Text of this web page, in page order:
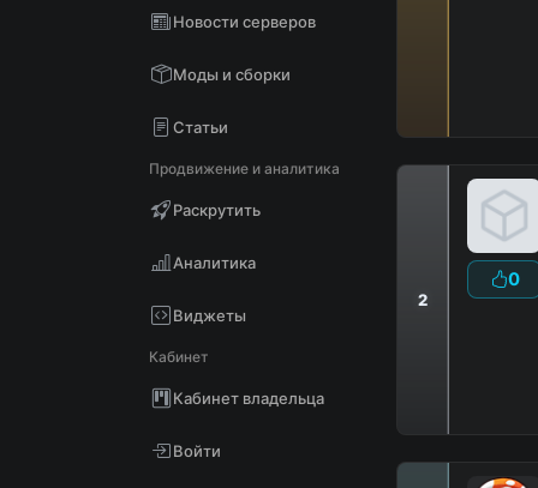
Новости серверов
Моды и сборки
Статьи
Продвижение и аналитика
Раскрутить
Аналитика
Виджеты
Кабинет
Кабинет владельца
Войти
2
0